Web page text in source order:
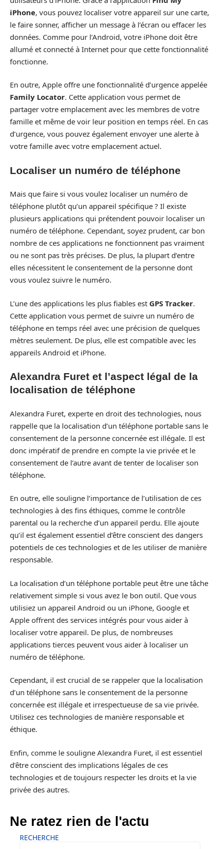
iPhone, vous pouvez localiser votre appareil sur une carte,
le faire sonner, afficher un message à l’écran ou effacer les
données. Comme pour l’Android, votre iPhone doit être
allumé et connecté à Internet pour que cette fonctionnalité
fonctionne.
En outre, Apple offre une fonctionnalité d’urgence appelée
Family Locator. Cette application vous permet de
partager votre emplacement avec les membres de votre
famille et même de voir leur position en temps réel. En cas
d’urgence, vous pouvez également envoyer une alerte à
votre famille avec votre emplacement actuel.
Localiser un numéro de téléphone
Mais que faire si vous voulez localiser un numéro de
téléphone plutôt qu’un appareil spécifique ? Il existe
plusieurs applications qui prétendent pouvoir localiser un
numéro de téléphone. Cependant, soyez prudent, car bon
nombre de ces applications ne fonctionnent pas vraiment
ou ne sont pas très précises. De plus, la plupart d’entre
elles nécessitent le consentement de la personne dont
vous voulez suivre le numéro.
L’une des applications les plus fiables est GPS Tracker.
Cette application vous permet de suivre un numéro de
téléphone en temps réel avec une précision de quelques
mètres seulement. De plus, elle est compatible avec les
appareils Android et iPhone.
Alexandra Furet et l’aspect légal de la
localisation de téléphone
Alexandra Furet, experte en droit des technologies, nous
rappelle que la localisation d’un téléphone portable sans le
consentement de la personne concernée est illégale. Il est
donc impératif de prendre en compte la vie privée et le
consentement de l’autre avant de tenter de localiser son
téléphone.
En outre, elle souligne l’importance de l’utilisation de ces
technologies à des fins éthiques, comme le contrôle
parental ou la recherche d’un appareil perdu. Elle ajoute
qu’il est également essentiel d’être conscient des dangers
potentiels de ces technologies et de les utiliser de manière
responsable.
La localisation d’un téléphone portable peut être une tâche
relativement simple si vous avez le bon outil. Que vous
utilisiez un appareil Android ou un iPhone, Google et
Apple offrent des services intégrés pour vous aider à
localiser votre appareil. De plus, de nombreuses
applications tierces peuvent vous aider à localiser un
numéro de téléphone.
Cependant, il est crucial de se rappeler que la localisation
d’un téléphone sans le consentement de la personne
concernée est illégale et irrespectueuse de sa vie privée.
Utilisez ces technologies de manière responsable et
éthique.
Enfin, comme le souligne Alexandra Furet, il est essentiel
d’être conscient des implications légales de ces
technologies et de toujours respecter les droits et la vie
privée des autres.
Ne ratez rien de l'actu
RECHERCHE